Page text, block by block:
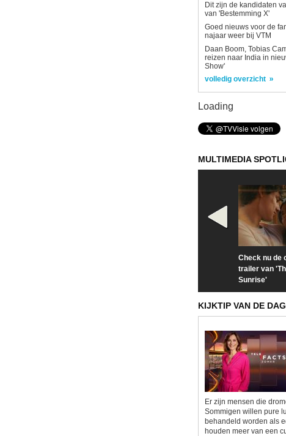
Dit zijn de kandidaten
van 'Bestemming X'
Goed nieuws voor de
najaar weer bij VTM
Daan Boom, Tobias
reizen naar India in
Show'
volledig overzicht
Loading
MULTIMEDIA
Check nu de
trailer van
Sunrise'
KIJKTIP VAN DE DAG
Er zijn mensen die
Sommigen willen pure
behandeld worden als
houden meer van een